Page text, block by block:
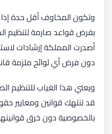
وتكون المخاوف أقل حدة
بفرض قواعد صارمة لتنظيم
أصدرت المملكة إرشادات
دون فرض أي لوائح ملزمة
ويعني هذا الغياب للتنظيم
قد تنتهك قوانين ومعايير
بالخصوصية دون خرق